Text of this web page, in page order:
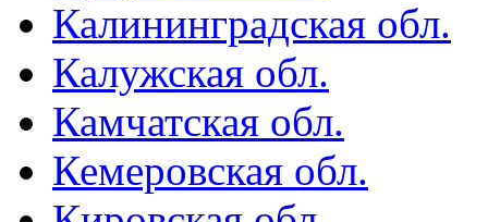
Калининградская обл.
Калужская обл.
Камчатская обл.
Кемеровская обл.